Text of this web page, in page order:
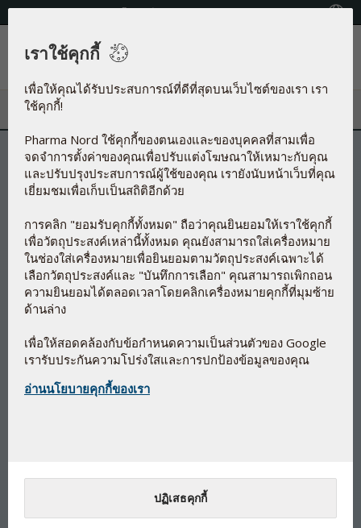
โทรศัพท์:+66 (0) 2279 6860 - 1
เมนู
วิตามินอีจากธรรมชาติ ขนาดสูง
คุณภาพมาตรฐานยา
1แคปซูลประกอบไปด้วย ดี-อัลฟา-โทโคฟีรอล (d-α-
tocopherol)หรือวิตามินอี 350 มิลลิกรัม (525 IU/หน่วยสากล)
ผลิตภายใต้มาตรฐานการควบคุมด้านการผลิตยาของเดนมาร์ก
เราใช้คุกกี้
เพื่อให้คุณได้รับประสบการณ์ที่ดีที่สุดบนเว็บไซต์ของเรา เรา
ใช้คุกกี้!
Pharma Nord ใช้คุกกี้ของตนเองและของบุคคลที่สามเพื่อ
จดจำการตั้งค่าของคุณเพื่อปรับแต่งโฆษณาให้เหมาะกับคุณ
และปรับปรุงประสบการณ์ผู้ใช้ของคุณ เรายังนับหน้าเว็บที่คุณ
เยี่ยมชมเพื่อเก็บเป็นสถิติอีกด้วย
การคลิก "ยอมรับคุกกี้ทั้งหมด" ถือว่าคุณยินยอมให้เราใช้คุกกี้
เพื่อวัตถุประสงค์เหล่านี้ทั้งหมด คุณยังสามารถใส่เครื่องหมาย
ในช่องใส่เครื่องหมายเพื่อยินยอมตามวัตถุประสงค์เฉพาะได้
เลือกวัตถุประสงค์และ "บันทึกการเลือก" คุณสามารถเพิกถอน
ความยินยอมได้ตลอดเวลาโดยคลิกเครื่องหมายคุกกี้ที่มุมซ้าย
ด้านล่าง
เพื่อให้สอดคล้องกับข้อกำหนดความเป็นส่วนตัวของ Google
เรารับประกันความโปร่งใสและการปกป้องข้อมูลของคุณ
อ่านนโยบายคุกกี้ของเรา
ปฏิเสธคุกกี้